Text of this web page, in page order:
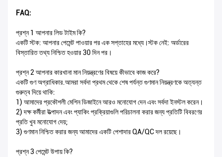
FAQ:
প্রশ্ন 1 আপনার লিড টাইম কি?
একটি স্টক: আপনার পেমেন্ট পাওয়ার পর এক সপ্তাহের মধ্যে।স্টক নেই: অর্ডারের
বিস্তারিত তথ্য নিশ্চিত হওয়ার 30 দিন পর।
প্রশ্ন 2 আপনার কারখানা মান নিয়ন্ত্রণের বিষয়ে কীভাবে কাজ করে?
একটি গুণ অগ্রাধিকার.আমরা সর্বদা প্রথম থেকে শেষ পর্যন্ত গুণমান নিয়ন্ত্রণকে অত্যন্ত
গুরুত্ব দিয়ে থাকি:
1) আমাদের প্রকৌশলী মেশিন ডিজাইনে আরও মনোযোগ দেন এবং সর্বদা ইনস্টল করেন।
2) দক্ষ কর্মীরা উত্পাদন এবং প্যাকিং প্রক্রিয়াগুলি পরিচালনা করার জন্য প্রতিটি বিবরণের
প্রতি খুব মনোযোগ দেয়;
3) গুণমান নিশ্চিত করার জন্য আমাদের একটি পেশাদার QA/QC দল রয়েছে।
প্রশ্ন 3 পেমেন্ট উপায় কি?